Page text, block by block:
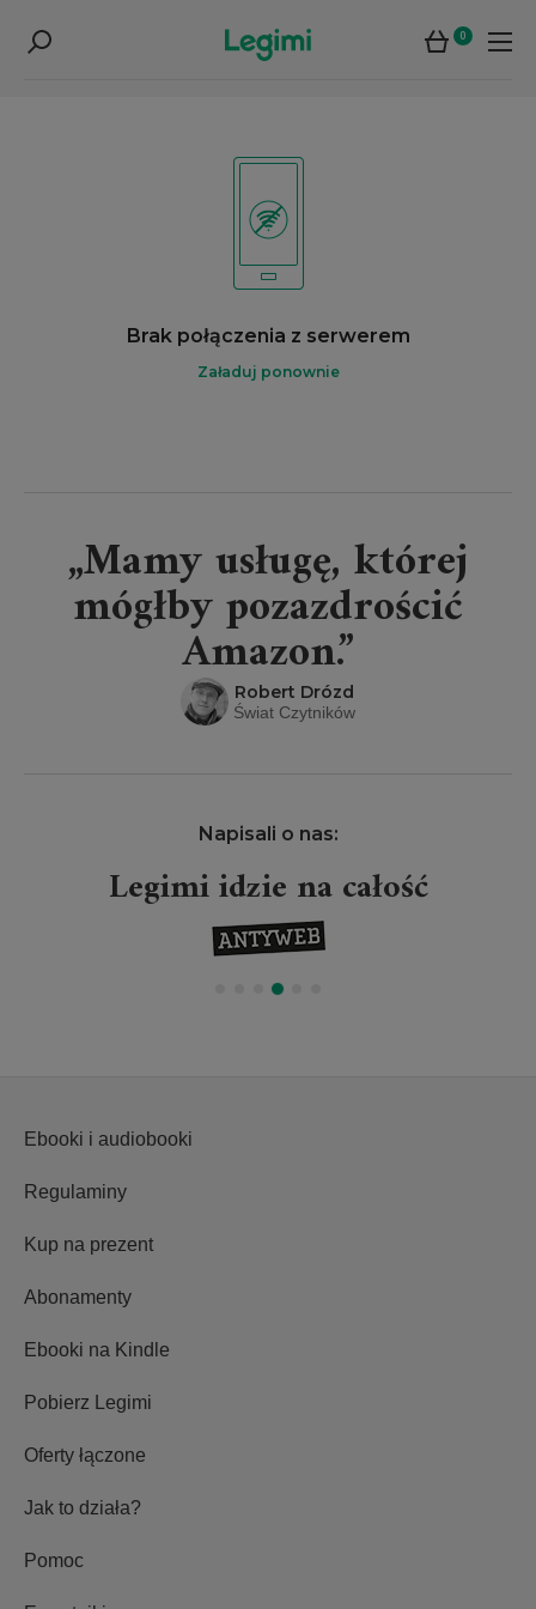
0
Brak połączenia z serwerem
Załaduj ponownie
„Mamy usługę, której
mógłby pozazdrościć
Amazon.”
Robert Drózd
Świat Czytników
Napisali o nas:
Legimi idzie na całość
Ebooki i audiobooki
Regulaminy
Kup na prezent
Abonamenty
Ebooki na Kindle
Pobierz Legimi
Oferty łączone
Jak to działa?
Pomoc